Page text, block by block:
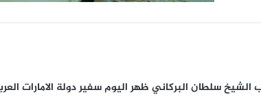
سلطان البركاني ظهر اليوم سفير دولة الامارات